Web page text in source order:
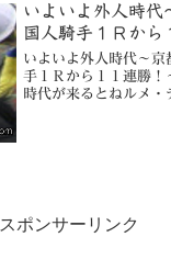
いよいよ外人時代
国人騎手１Ｒから
いよいよ外人時代～京
手１Ｒから１１連勝！
時代が来るとねルメ・
スポンサーリンク